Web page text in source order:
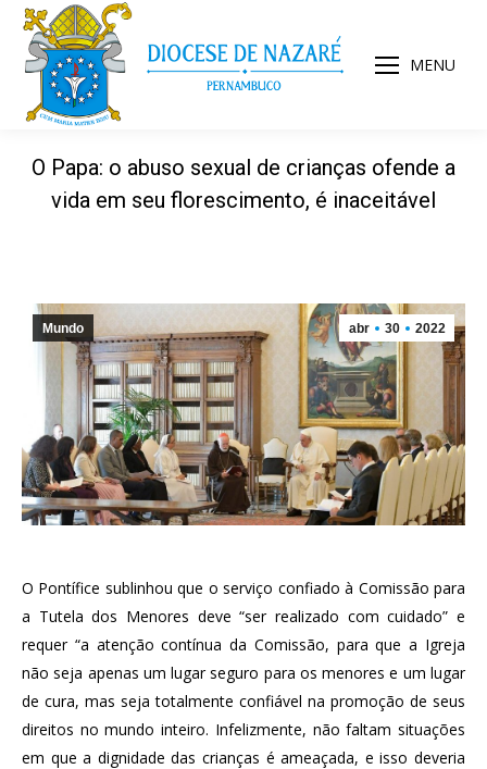
MENU
O Papa: o abuso sexual de crianças ofende a
vida em seu florescimento, é inaceitável
abr 30 2022
Mundo
O Pontífice sublinhou que o serviço confiado à Comissão para
a Tutela dos Menores deve “ser realizado com cuidado” e
requer “a atenção contínua da Comissão, para que a Igreja
não seja apenas um lugar seguro para os menores e um lugar
de cura, mas seja totalmente confiável na promoção de seus
direitos no mundo inteiro. Infelizmente, não faltam situações
em que a dignidade das crianças é ameaçada, e isso deveria